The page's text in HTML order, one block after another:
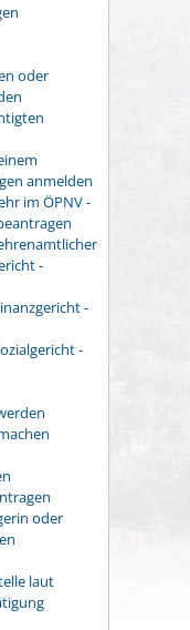
oder
anmelden
im ÖPNV -
-
-
-
oder
laut